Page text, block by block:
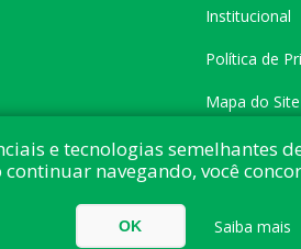
Institucional
Política de
Mapa do Site
Direitos autorais © 2026 Button
e tecnologias semelhantes
continuar navegando, você
OK Saiba mais